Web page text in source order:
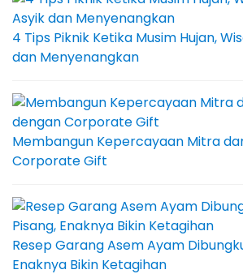
4 Tips Piknik Ketika Musim Hujan,
dan Menyenangkan
Membangun Kepercayaan Mitra
Corporate Gift
Resep Garang Asem Ayam
Enaknya Bikin Ketagihan